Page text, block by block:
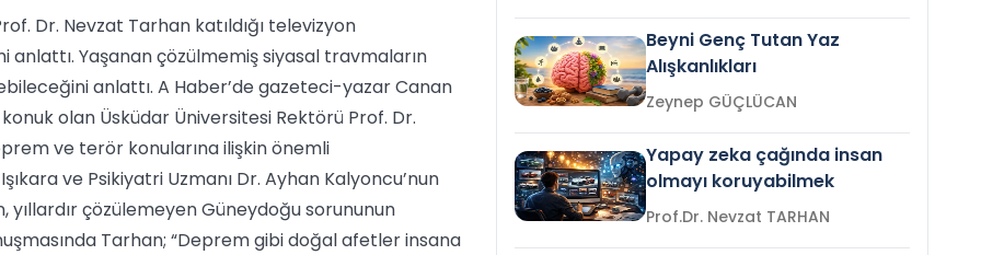
Dr. Nevzat Tarhan katıldığı televizyon
Yaşanan çözülmemiş siyasal travmaların
anlattı. A Haber’de gazeteci-yazar Canan
olan Üsküdar Üniversitesi Rektörü Prof. Dr.
ve terör konularına ilişkin önemli
ve Psikiyatri Uzmanı Dr. Ayhan Kalyoncu’nun
çözülemeyen Güneydoğu sorununun
Tarhan; “Deprem gibi doğal afetler insana
Beyni Genç Tutan Yaz
Alışkanlıkları
Zeynep GÜÇLÜCAN
Yapay zeka çağında insan
olmayı koruyabilmek
Prof.Dr. Nevzat TARHAN